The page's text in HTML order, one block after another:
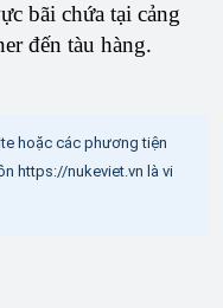
bãi chứa tại cảng
đến tàu hàng.
hoặc các phương tiện
https://nukeviet.vn là vi